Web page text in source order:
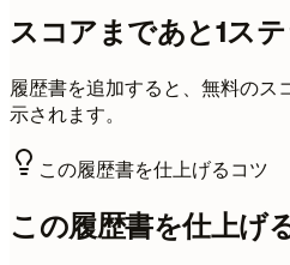
スコアまであと1ス
履歴書を追加すると、無料のス
示されます。
この履歴書を仕上げるコツ
この履歴書を仕上げ